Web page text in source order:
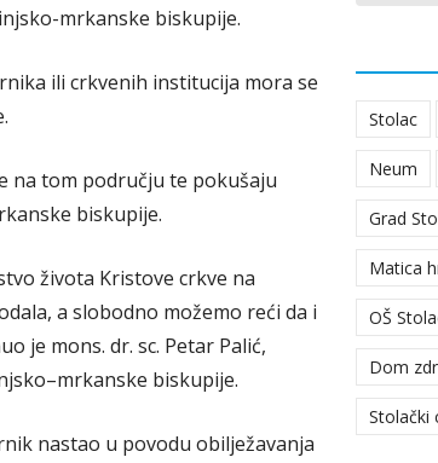
mrkanske biskupije.
ili crkvenih institucija mora se
na tom području te pokušaju
biskupije.
života Kristove crkve na
a slobodno možemo reći da i
je mons. dr. sc. Petar Palić,
biskupije.
nastao u povodu obilježavanja
Stolac
Neum
Grad
Matica
OŠ
Dom
Stolački